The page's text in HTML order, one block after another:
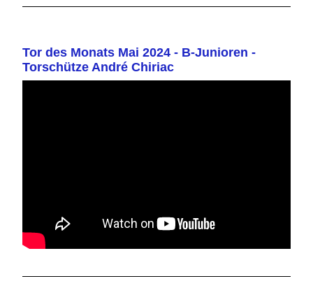
Tor des Monats Mai 2024 - B-Junioren -
Torschütze André Chiriac